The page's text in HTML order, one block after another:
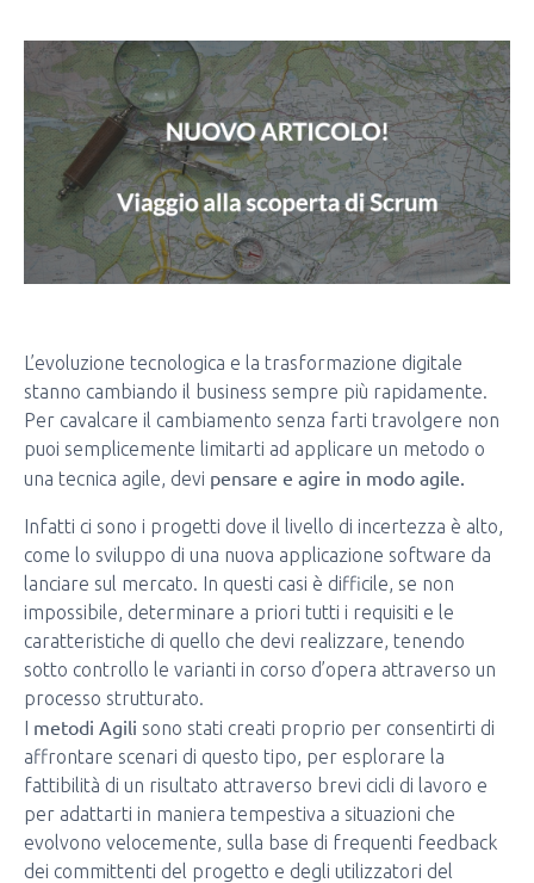
L’evoluzione tecnologica e la trasformazione digitale
stanno cambiando il business sempre più rapidamente.
Per cavalcare il cambiamento senza farti travolgere non
puoi semplicemente limitarti ad applicare un metodo o
una tecnica agile, devi pensare e agire in modo agile.
Infatti ci sono i progetti dove il livello di incertezza è alto,
come lo sviluppo di una nuova applicazione software da
lanciare sul mercato. In questi casi è difficile, se non
impossibile, determinare a priori tutti i requisiti e le
caratteristiche di quello che devi realizzare, tenendo
sotto controllo le varianti in corso d’opera attraverso un
processo strutturato.
I metodi Agili sono stati creati proprio per consentirti di
affrontare scenari di questo tipo, per esplorare la
fattibilità di un risultato attraverso brevi cicli di lavoro e
per adattarti in maniera tempestiva a situazioni che
evolvono velocemente, sulla base di frequenti feedback
dei committenti del progetto e degli utilizzatori del